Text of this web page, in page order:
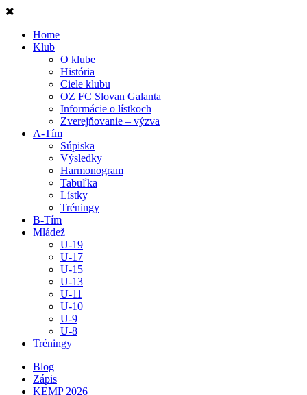
Home
Klub
O klube
História
Ciele klubu
OZ FC Slovan Galanta
Informácie o lístkoch
Zverejňovanie – výzva
A-Tím
Súpiska
Výsledky
Harmonogram
Tabuľka
Lístky
Tréningy
B-Tím
Mládež
U-19
U-17
U-15
U-13
U-11
U-10
U-9
U-8
Tréningy
Blog
Zápis
KEMP 2026